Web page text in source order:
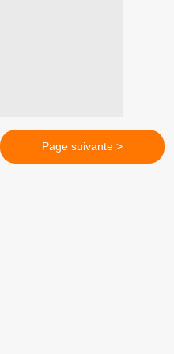
Page suivante >